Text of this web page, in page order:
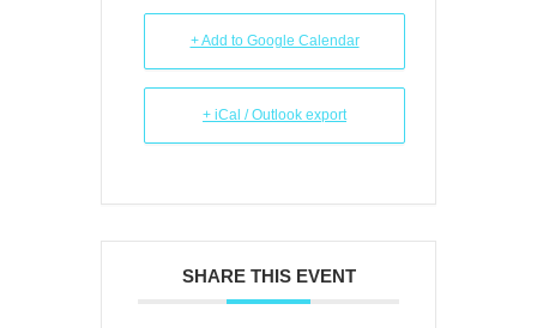
+ Add to Google Calendar
+ iCal / Outlook export
SHARE THIS EVENT